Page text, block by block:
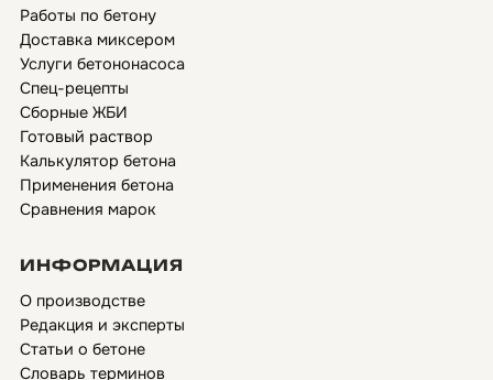
Работы по бетону
Доставка миксером
Услуги бетононасоса
Спец-рецепты
Сборные ЖБИ
Готовый раствор
Калькулятор бетона
Применения бетона
Сравнения марок
ИНФОРМАЦИЯ
О производстве
Редакция и эксперты
Статьи о бетоне
Словарь терминов